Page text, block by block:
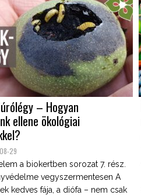
– Hogyan
ellene ökológiai
29
a biokertben sorozat 7. rész.
vegyszermentesen A
kedves fája, a diófa – nem csak